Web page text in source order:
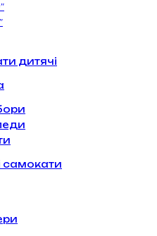
дитячі
самокати